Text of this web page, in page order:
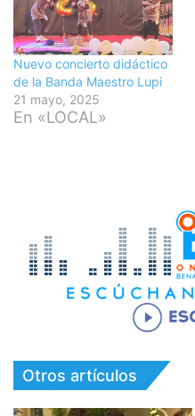
Nuevo concierto didáctico
de la Banda Maestro Lupi
21 mayo, 2025
En «LOCAL»
Otros artículos